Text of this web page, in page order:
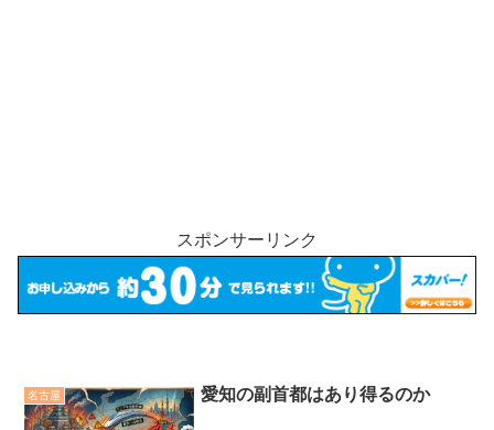
スポンサーリンク
名古屋 愛知の副首都はあり得るのか